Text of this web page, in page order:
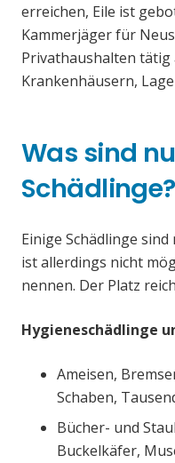
erreichen, Eile ist
Kammerjäger für
Privathaushalten tätig
Krankenhäusern,
Was sind
Schädlinge?
Einige Schädlinge
ist allerdings nicht
nennen. Der Platz
Hygieneschädlinge
Ameisen,
Schaben,
Bücher- und
Buckelkäfer,